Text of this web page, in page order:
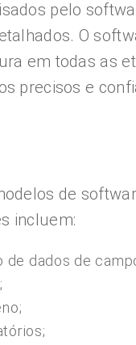
pelo
O
em todas as
precisos e
de
incluem:
dados de